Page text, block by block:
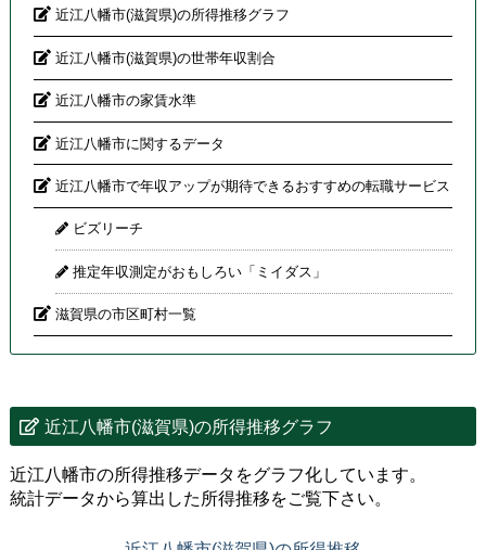
近江八幡市(滋賀県)の所得推移グラフ
近江八幡市(滋賀県)の世帯年収割合
近江八幡市の家賃水準
近江八幡市に関するデータ
近江八幡市で年収アップが期待できるおすすめの転職サービス
ビズリーチ
推定年収測定がおもしろい「ミイダス」
滋賀県の市区町村一覧
近江八幡市(滋賀県)の所得推移グラフ
近江八幡市の所得推移データをグラフ化しています。
統計データから算出した所得推移をご覧下さい。